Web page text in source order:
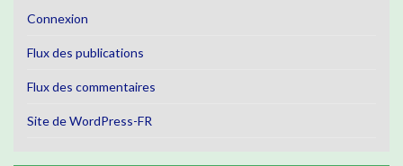
Connexion
Flux des publications
Flux des commentaires
Site de WordPress-FR